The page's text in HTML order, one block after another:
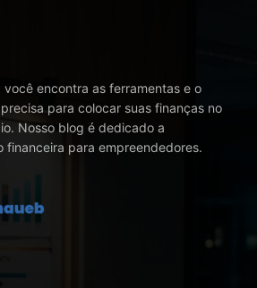
você encontra as ferramentas e o
para colocar suas finanças no
Nosso blog é dedicado a
financeira para empreendedores.